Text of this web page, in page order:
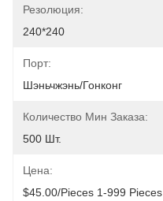
Резолюция:
240*240
Порт:
Шэньчжэнь/Гонконг
Количество Мин Заказа:
500 Шт.
Цена:
$45.00/pieces 1-999 Pieces